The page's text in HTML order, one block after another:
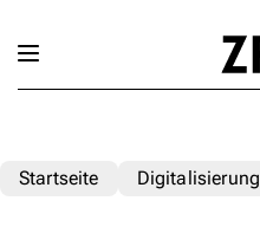
Startseite Digitalisierung